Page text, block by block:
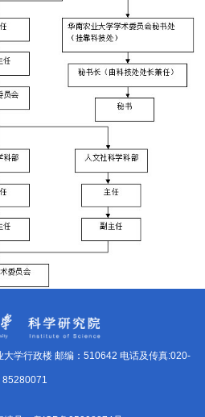
学行政楼 邮编：510642 电话及传真:020-
85280071